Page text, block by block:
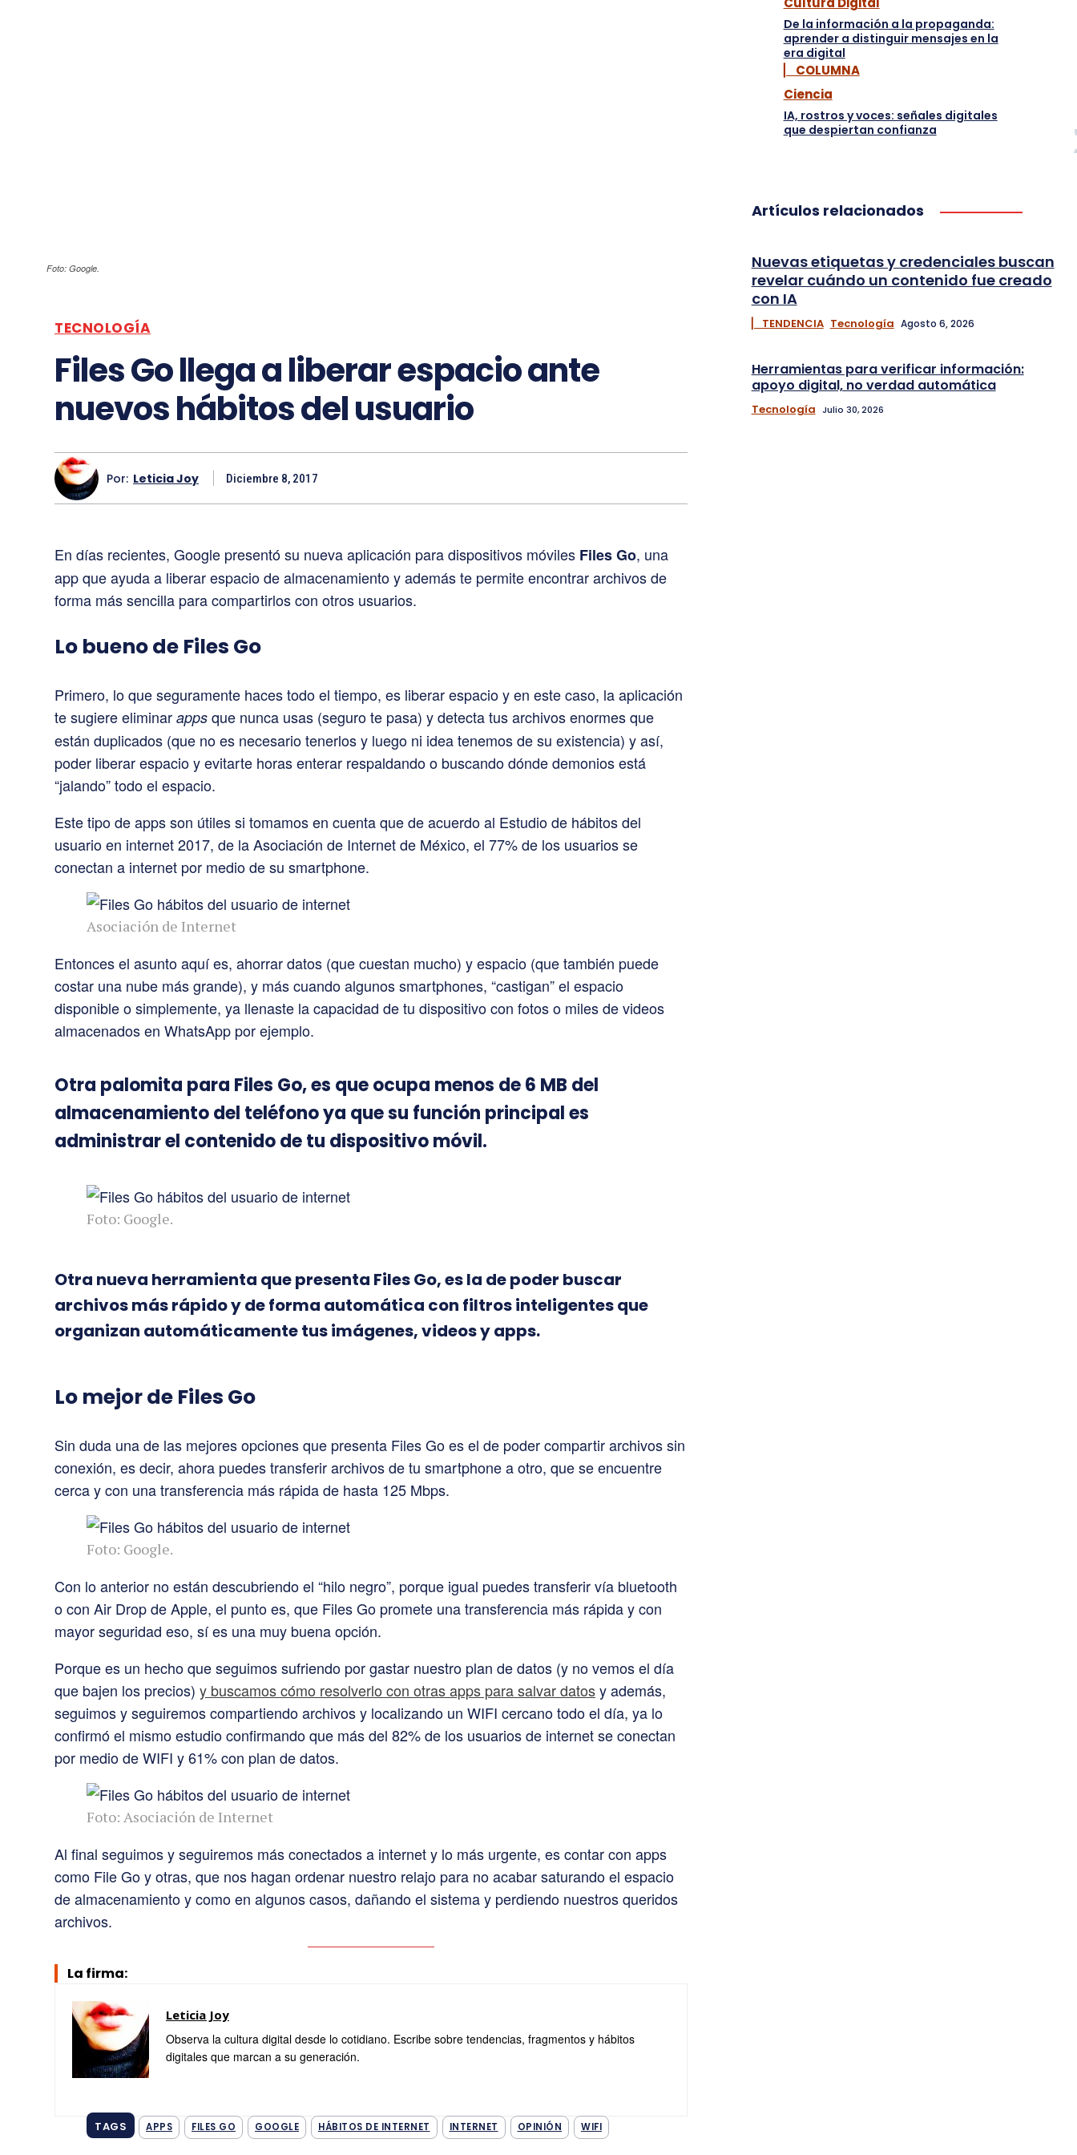
Foto: Google.
TECNOLOGÍA
Files Go llega a liberar espacio ante
nuevos hábitos del usuario
Por: Leticia Joy Diciembre 8, 2017
En días recientes, Google presentó su nueva aplicación para dispositivos móviles Files Go, una
app que ayuda a liberar espacio de almacenamiento y además te permite encontrar archivos de
forma más sencilla para compartirlos con otros usuarios.
Lo bueno de Files Go
Primero, lo que seguramente haces todo el tiempo, es liberar espacio y en este caso, la aplicación
te sugiere eliminar apps que nunca usas (seguro te pasa) y detecta tus archivos enormes que
están duplicados (que no es necesario tenerlos y luego ni idea tenemos de su existencia) y así,
poder liberar espacio y evitarte horas enterar respaldando o buscando dónde demonios está
“jalando” todo el espacio.
Este tipo de apps son útiles si tomamos en cuenta que de acuerdo al Estudio de hábitos del
usuario en internet 2017, de la Asociación de Internet de México, el 77% de los usuarios se
conectan a internet por medio de su smartphone.
Asociación de Internet
Entonces el asunto aquí es, ahorrar datos (que cuestan mucho) y espacio (que también puede
costar una nube más grande), y más cuando algunos smartphones, “castigan” el espacio
disponible o simplemente, ya llenaste la capacidad de tu dispositivo con fotos o miles de videos
almacenados en WhatsApp por ejemplo.
Otra palomita para Files Go, es que ocupa menos de 6 MB del
almacenamiento del teléfono ya que su función principal es
administrar el contenido de tu dispositivo móvil.
Foto: Google.
Otra nueva herramienta que presenta Files Go, es la de poder buscar
archivos más rápido y de forma automática con filtros inteligentes que
organizan automáticamente tus imágenes, videos y apps.
Lo mejor de Files Go
Sin duda una de las mejores opciones que presenta Files Go es el de poder compartir archivos sin
conexión, es decir, ahora puedes transferir archivos de tu smartphone a otro, que se encuentre
cerca y con una transferencia más rápida de hasta 125 Mbps.
Foto: Google.
Con lo anterior no están descubriendo el “hilo negro”, porque igual puedes transferir vía bluetooth
o con Air Drop de Apple, el punto es, que Files Go promete una transferencia más rápida y con
mayor seguridad eso, sí es una muy buena opción.
Porque es un hecho que seguimos sufriendo por gastar nuestro plan de datos (y no vemos el día
que bajen los precios) y buscamos cómo resolverlo con otras apps para salvar datosy además,
seguimos y seguiremos compartiendo archivos y localizando un WIFI cercano todo el día, ya lo
confirmó el mismo estudio confirmando que más del 82% de los usuarios de internet se conectan
por medio de WIFI y 61% con plan de datos.
Foto: Asociación de Internet
Al final seguimos y seguiremos más conectados a internet y lo más urgente, es contar con apps
como File Go y otras, que nos hagan ordenar nuestro relajo para no acabar saturando el espacio
de almacenamiento y como en algunos casos, dañando el sistema y perdiendo nuestros queridos
archivos.
La firma:
Leticia Joy
Observa la cultura digital desde lo cotidiano. Escribe sobre tendencias, fragmentos y hábitos
digitales que marcan a su generación.
TAGS APPS FILES GO GOOGLE HÁBITOS DE INTERNET INTERNET OPINIÓN WIFI
De la información a la propaganda:
aprender a distinguir mensajes en la
era digital
▏ COLUMNA
Ciencia
IA, rostros y voces: señales digitales
que despiertan confianza
Artículos relacionados
Nuevas etiquetas y credenciales buscan
revelar cuándo un contenido fue creado
con IA
▏ TENDENCIA Tecnología Agosto 6, 2026
Herramientas para verificar información:
apoyo digital, no verdad automática
Tecnología Julio 30, 2026